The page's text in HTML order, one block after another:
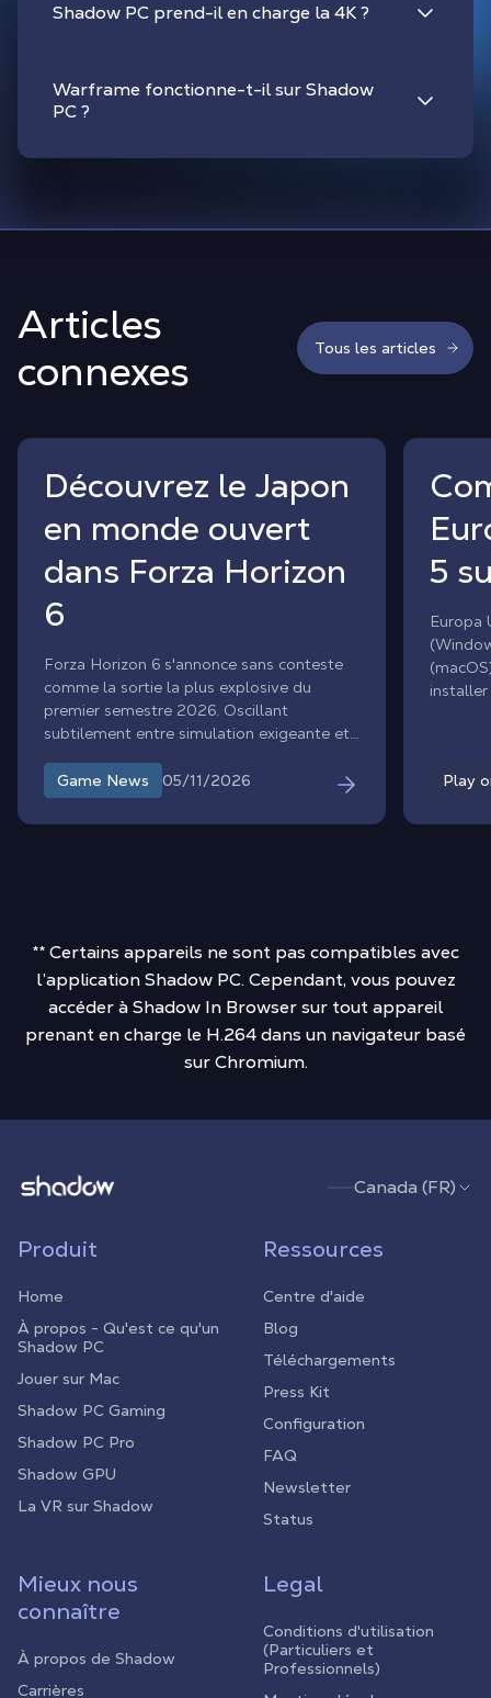
Shadow PC prend-il en charge la 4K ?
Warframe fonctionne-t-il sur Shadow
PC ?
Articles
connexes
Tous les articles
Découvrez le Japon
en monde ouvert
dans Forza Horizon
6
Forza Horizon 6 s'annonce sans conteste
comme la sortie la plus explosive du
premier semestre 2026. Oscillant
subtilement entre simulation exigeante et
attendu au cœur d'un Japon ultra-réaliste
redéfinit les standards de son genre. Des
néons de Tokyo aux cols enneigés du mont
Game News 05/11/2026
5
Europa
installer
Play
** Certains appareils ne sont pas compatibles avec
l’application Shadow PC. Cependant, vous pouvez
accéder à Shadow In Browser sur tout appareil
prenant en charge le H.264 dans un navigateur basé
sur Chromium.
Shadow.tech Canada (FR)
Produit
Home
À propos - Qu'est ce qu'un
Shadow PC
Jouer sur Mac
Shadow PC Gaming
Shadow PC Pro
Shadow GPU
La VR sur Shadow
Ressources
Centre d'aide
Blog
Téléchargements
Press Kit
Configuration
FAQ
Newsletter
Status
Mieux nous
connaître
À propos de Shadow
Carrières
Legal
Conditions d'utilisation
(Particuliers et
Professionnels)